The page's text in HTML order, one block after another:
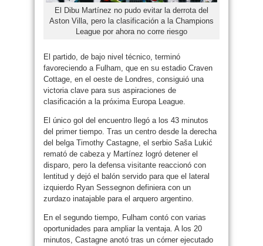
El Dibu Martínez no pudo evitar la derrota del
Aston Villa, pero la clasificación a la Champions
League por ahora no corre riesgo
El partido, de bajo nivel técnico, terminó
favoreciendo a Fulham, que en su estadio Craven
Cottage, en el oeste de Londres, consiguió una
victoria clave para sus aspiraciones de
clasificación a la próxima Europa League.
El único gol del encuentro llegó a los 43 minutos
del primer tiempo. Tras un centro desde la derecha
del belga Timothy Castagne, el serbio Saša Lukić
remató de cabeza y Martínez logró detener el
disparo, pero la defensa visitante reaccionó con
lentitud y dejó el balón servido para que el lateral
izquierdo Ryan Sessegnon definiera con un
zurdazo inatajable para el arquero argentino.
En el segundo tiempo, Fulham contó con varias
oportunidades para ampliar la ventaja. A los 20
minutos, Castagne anotó tras un córner ejecutado